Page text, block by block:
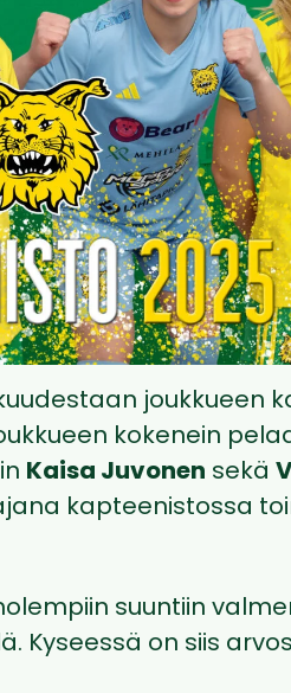
joukkueen
kokenein
Kaisa Juvonen sekä
kapteenistossa
suuntiin
Kyseessä on siis